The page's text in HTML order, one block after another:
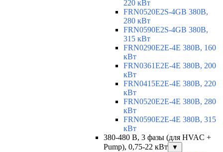
220 кВт
FRN0520E2S-4GB 380В,
280 кВт
FRN0590E2S-4GB 380В,
315 кВт
FRN0290E2E-4E 380В, 160
кВт
FRN0361E2E-4E 380В, 200
кВт
FRN0415E2E-4E 380В, 220
кВт
FRN0520E2E-4E 380В, 280
кВт
FRN0590E2E-4E 380В, 315
кВт
380-480 В, 3 фазы (для HVAC +
Pump), 0,75-22 кВт
▼